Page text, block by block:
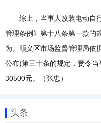
综上，当事人改装电动自
管理条例》第十八条第一款的
为。顺义区市场监督管理局依
公布)第三十条的规定，责令
30500元。（张忠）
头条